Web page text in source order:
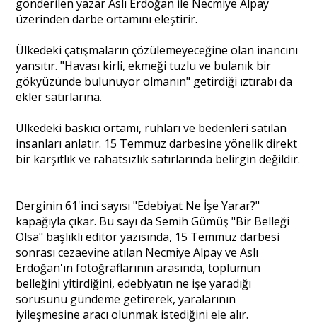
gönderilen yazar Aslı Erdoğan ile Necmiye Alpay
üzerinden darbe ortamını eleştirir.
Ülkedeki çatışmaların çözülemeyeceğine olan inancını
yansıtır. "Havası kirli, ekmeği tuzlu ve bulanık bir
gökyüzünde bulunuyor olmanın" getirdiği ıztırabı da
ekler satırlarına.
Ülkedeki baskıcı ortamı, ruhları ve bedenleri satılan
insanları anlatır. 15 Temmuz darbesine yönelik direkt
bir karşıtlık ve rahatsızlık satırlarında belirgin değildir.
Derginin 61'inci sayısı "Edebiyat Ne İşe Yarar?"
kapağıyla çıkar. Bu sayı da Semih Gümüş "Bir Belleği
Olsa" başlıklı editör yazısında, 15 Temmuz darbesi
sonrası cezaevine atılan Necmiye Alpay ve Aslı
Erdoğan'ın fotoğraflarının arasında, toplumun
belleğini yitirdiğini, edebiyatın ne işe yaradığı
sorusunu gündeme getirerek, yaralarının
iyileşmesine aracı olunmak istediğini ele alır.